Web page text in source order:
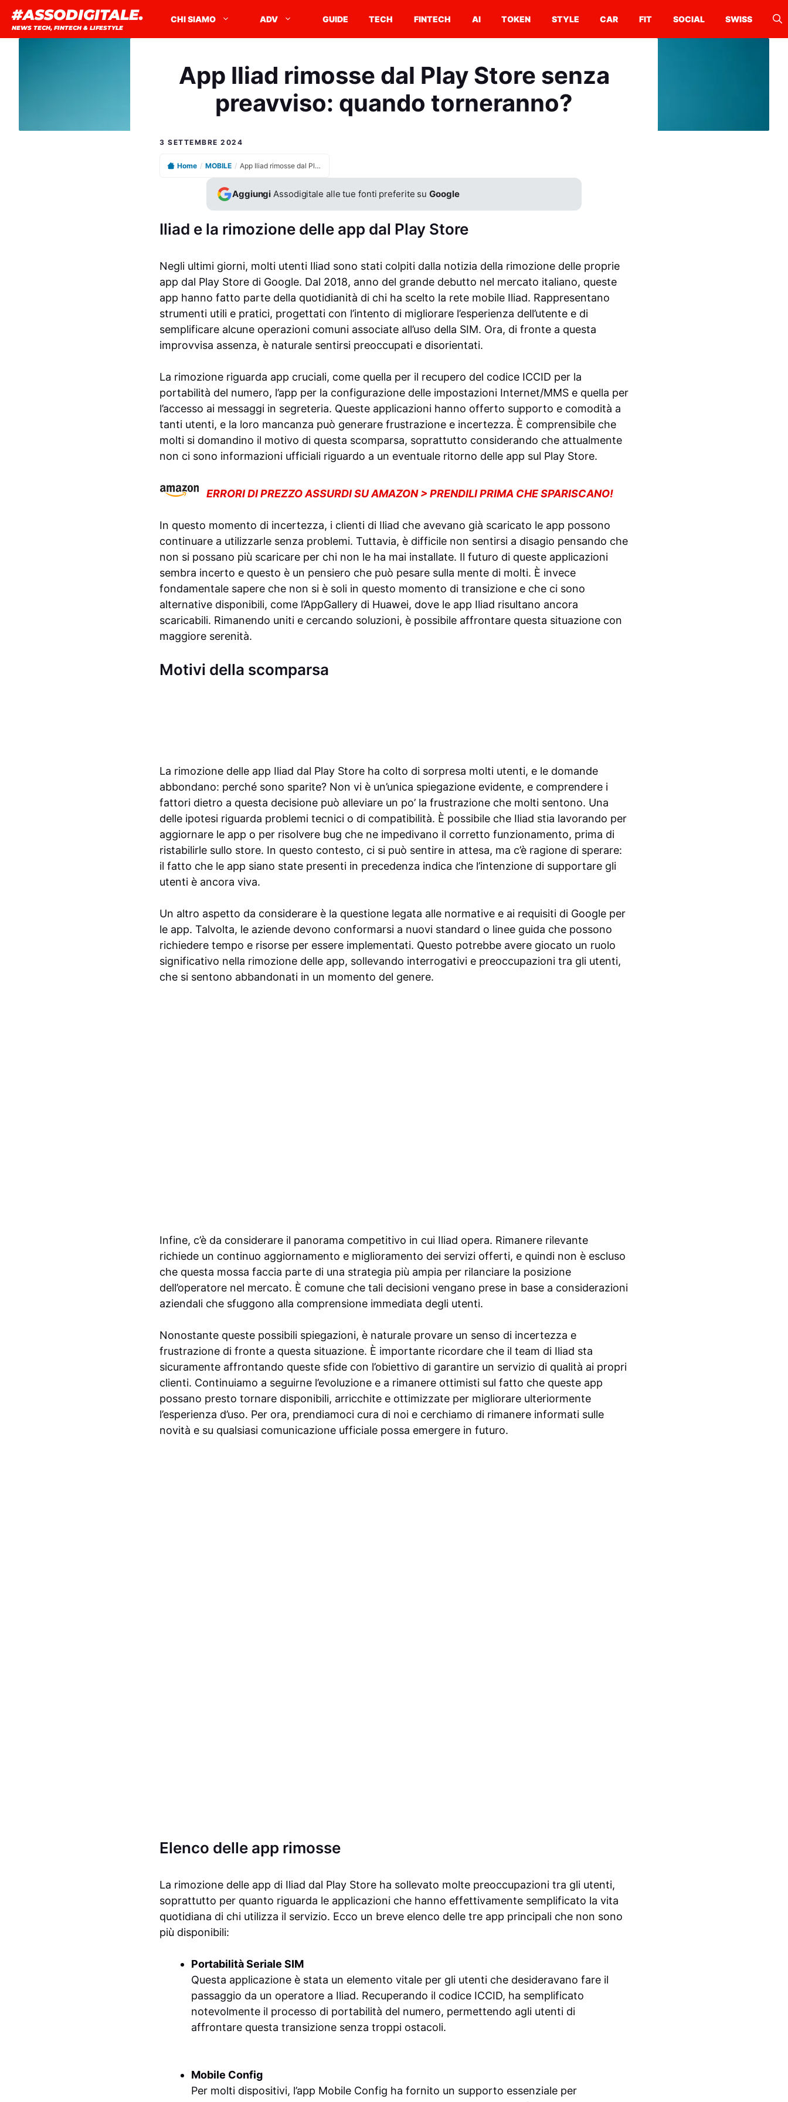
contenuto
#ASSODIGITALE.
NEWS TECH, FINTECH & LIFESTYLE
CHI SIAMO ADV GUIDE TECH FINTECH AI TOKEN STYLE CAR FIT SOCIAL SWISS
App Iliad rimosse dal Play Store senza
preavviso: quando torneranno?
3 SETTEMBRE 2024
Home / MOBILE / App Iliad rimosse dal Play Store senza preavviso: quando torneranno?
Aggiungi Assodigitale alle tue fonti preferite suGoogle
Iliad e la rimozione delle app dal Play Store
Negli ultimi giorni, molti utenti Iliad sono stati colpiti dalla notizia della rimozione delle proprie
app dal Play Store di Google. Dal 2018, anno del grande debutto nel mercato italiano, queste
app hanno fatto parte della quotidianità di chi ha scelto la rete mobile Iliad. Rappresentano
strumenti utili e pratici, progettati con l’intento di migliorare l’esperienza dell’utente e di
semplificare alcune operazioni comuni associate all’uso della SIM. Ora, di fronte a questa
improvvisa assenza, è naturale sentirsi preoccupati e disorientati.
La rimozione riguarda app cruciali, come quella per il recupero del codice ICCID per la
portabilità del numero, l’app per la configurazione delle impostazioni Internet/MMS e quella per
l’accesso ai messaggi in segreteria. Queste applicazioni hanno offerto supporto e comodità a
tanti utenti, e la loro mancanza può generare frustrazione e incertezza. È comprensibile che
molti si domandino il motivo di questa scomparsa, soprattutto considerando che attualmente
non ci sono informazioni ufficiali riguardo a un eventuale ritorno delle app sul Play Store.
ERRORI DI PREZZO ASSURDI SU AMAZON > PRENDILI PRIMA CHE SPARISCANO!
In questo momento di incertezza, i clienti di Iliad che avevano già scaricato le app possono
continuare a utilizzarle senza problemi. Tuttavia, è difficile non sentirsi a disagio pensando che
non si possano più scaricare per chi non le ha mai installate. Il futuro di queste applicazioni
sembra incerto e questo è un pensiero che può pesare sulla mente di molti. È invece
fondamentale sapere che non si è soli in questo momento di transizione e che ci sono
alternative disponibili, come l’AppGallery di Huawei, dove le app Iliad risultano ancora
scaricabili. Rimanendo uniti e cercando soluzioni, è possibile affrontare questa situazione con
maggiore serenità.
Motivi della scomparsa
La rimozione delle app Iliad dal Play Store ha colto di sorpresa molti utenti, e le domande
abbondano: perché sono sparite? Non vi è un’unica spiegazione evidente, e comprendere i
fattori dietro a questa decisione può alleviare un po’ la frustrazione che molti sentono. Una
delle ipotesi riguarda problemi tecnici o di compatibilità. È possibile che Iliad stia lavorando per
aggiornare le app o per risolvere bug che ne impedivano il corretto funzionamento, prima di
ristabilirle sullo store. In questo contesto, ci si può sentire in attesa, ma c’è ragione di sperare:
il fatto che le app siano state presenti in precedenza indica che l’intenzione di supportare gli
utenti è ancora viva.
Un altro aspetto da considerare è la questione legata alle normative e ai requisiti di Google per
le app. Talvolta, le aziende devono conformarsi a nuovi standard o linee guida che possono
richiedere tempo e risorse per essere implementati. Questo potrebbe avere giocato un ruolo
significativo nella rimozione delle app, sollevando interrogativi e preoccupazioni tra gli utenti,
che si sentono abbandonati in un momento del genere.
Infine, c’è da considerare il panorama competitivo in cui Iliad opera. Rimanere rilevante
richiede un continuo aggiornamento e miglioramento dei servizi offerti, e quindi non è escluso
che questa mossa faccia parte di una strategia più ampia per rilanciare la posizione
dell’operatore nel mercato. È comune che tali decisioni vengano prese in base a considerazioni
aziendali che sfuggono alla comprensione immediata degli utenti.
Nonostante queste possibili spiegazioni, è naturale provare un senso di incertezza e
frustrazione di fronte a questa situazione. È importante ricordare che il team di Iliad sta
sicuramente affrontando queste sfide con l’obiettivo di garantire un servizio di qualità ai propri
clienti. Continuiamo a seguirne l’evoluzione e a rimanere ottimisti sul fatto che queste app
possano presto tornare disponibili, arricchite e ottimizzate per migliorare ulteriormente
l’esperienza d’uso. Per ora, prendiamoci cura di noi e cerchiamo di rimanere informati sulle
novità e su qualsiasi comunicazione ufficiale possa emergere in futuro.
Elenco delle app rimosse
La rimozione delle app di Iliad dal Play Store ha sollevato molte preoccupazioni tra gli utenti,
soprattutto per quanto riguarda le applicazioni che hanno effettivamente semplificato la vita
quotidiana di chi utilizza il servizio. Ecco un breve elenco delle tre app principali che non sono
più disponibili:
Portabilità Seriale SIM
Questa applicazione è stata un elemento vitale per gli utenti che desideravano fare il
passaggio da un operatore a Iliad. Recuperando il codice ICCID, ha semplificato
notevolmente il processo di portabilità del numero, permettendo agli utenti di
affrontare questa transizione senza troppi ostacoli.
Mobile Config
Per molti dispositivi, l’app Mobile Config ha fornito un supporto essenziale per